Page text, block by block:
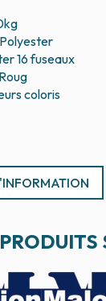
16 fuseaux
coloris
PRODUITS